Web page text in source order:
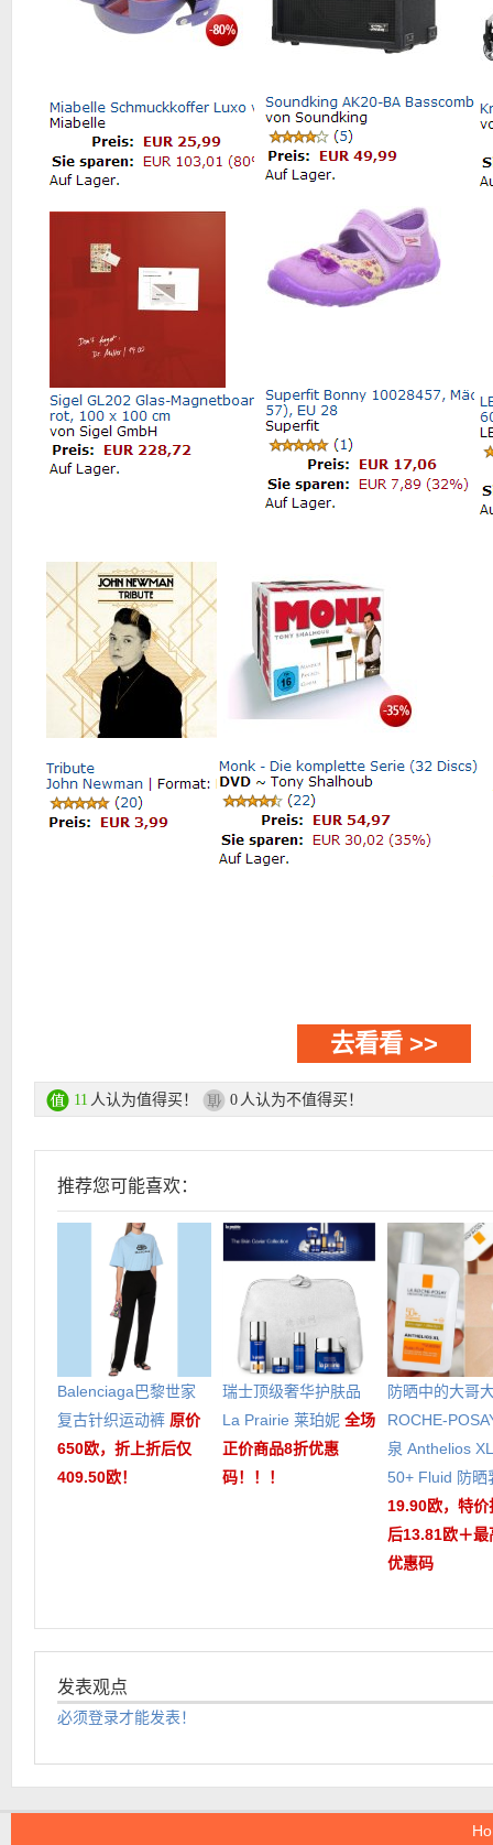
去看看 >>
11 人认为值得买！ 0 人认为不值得买！
推荐您可能喜欢：
Balenciaga巴黎世家
复古针织运动裤 原价
650欧，折上折后仅
409.50欧！
瑞士顶级奢华护肤品
La Prairie 莱珀妮 全场
正价商品8折优惠
码！！！
防晒中的大哥
ROCHE-
泉 Anthelios
50+ Fluid 防
19.90欧，特价
后13.81欧＋最
优惠码
发表观点
必须登录才能发表！